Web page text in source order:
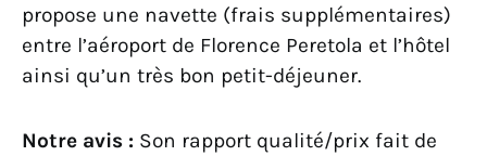
propose une navette (frais supplémentaires)
entre l’aéroport de Florence Peretola et l’hôtel
ainsi qu’un très bon petit-déjeuner.
Notre avis : Son rapport qualité/prix fait de